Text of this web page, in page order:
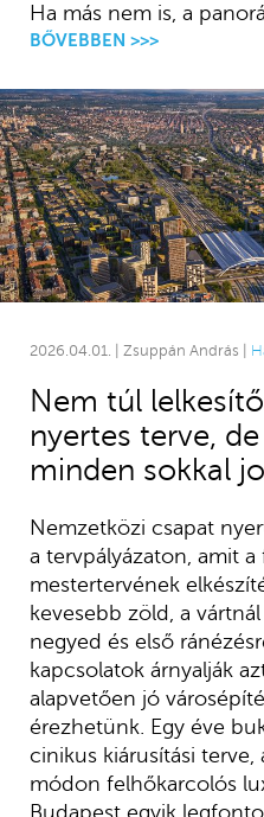
Ha más nem is, a
BŐVEBBEN >>>
2026.04.01. | Zsuppán András |
Nem túl
nyertes terve,
minden sokkal
Nemzetközi csapat
a tervpályázaton, amit
mestertervének
kevesebb zöld, a
negyed és első
kapcsolatok árnyalják
alapvetően jó
érezhetünk. Egy éve
cinikus kiárusítási terve,
módon felhőkarcolós
Budapest egyik